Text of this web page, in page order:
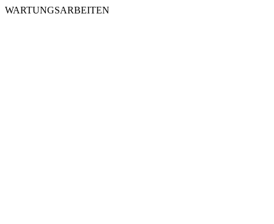
WARTUNGSARBEITEN